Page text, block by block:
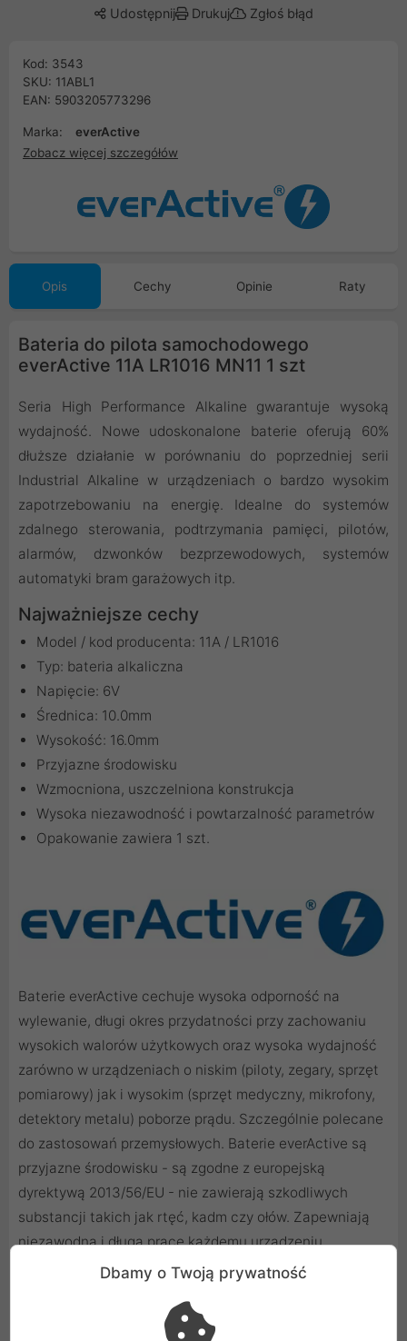
Udostępnij Drukuj Zgłoś błąd
Kod: 3543
SKU: 11ABL1
EAN: 5903205773296
Marka:
everActive
Zobacz więcej szczegółów
Opis Cechy Opinie Raty
Bateria do pilota samochodowego
everActive 11A LR1016 MN11 1 szt
Seria High Performance Alkaline gwarantuje wysoką
wydajność. Nowe udoskonalone baterie oferują 60%
dłuższe działanie w porównaniu do poprzedniej serii
Industrial Alkaline w urządzeniach o bardzo wysokim
zapotrzebowaniu na energię. Idealne do systemów
zdalnego sterowania, podtrzymania pamięci, pilotów,
alarmów, dzwonków bezprzewodowych, systemów
automatyki bram garażowych itp.
Najważniejsze cechy
Model / kod producenta: 11A / LR1016
Typ: bateria alkaliczna
Napięcie: 6V
Średnica: 10.0mm
Wysokość: 16.0mm
Przyjazne środowisku
Wzmocniona, uszczelniona konstrukcja
Wysoka niezawodność i powtarzalność parametrów
Opakowanie zawiera 1 szt.
Baterie everActive cechuje wysoka odporność na
wylewanie, długi okres przydatności przy zachowaniu
wysokich walorów użytkowych oraz wysoka wydajność
zarówno w urządzeniach o niskim (piloty, zegary, sprzęt
pomiarowy) jak i wysokim (sprzęt medyczny, mikrofony,
detektory metalu) poborze prądu. Szczególnie polecane
do zastosowań przemysłowych. Baterie everActive są
przyjazne środowisku - są zgodne z europejską
dyrektywą 2013/56/EU - nie zawierają szkodliwych
substancji takich jak rtęć, kadm czy ołów. Zapewniają
niezawodną i długą pracę każdemu urządzeniu.
producenta everActive z bardzo długą datą ważności.
Dbamy o Twoją prywatność